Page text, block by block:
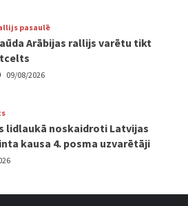
pasaulē
Arābijas rallijs varētu tikt
09/08/2026
lidlaukā noskaidroti Latvijas
kausa 4. posma uzvarētāji